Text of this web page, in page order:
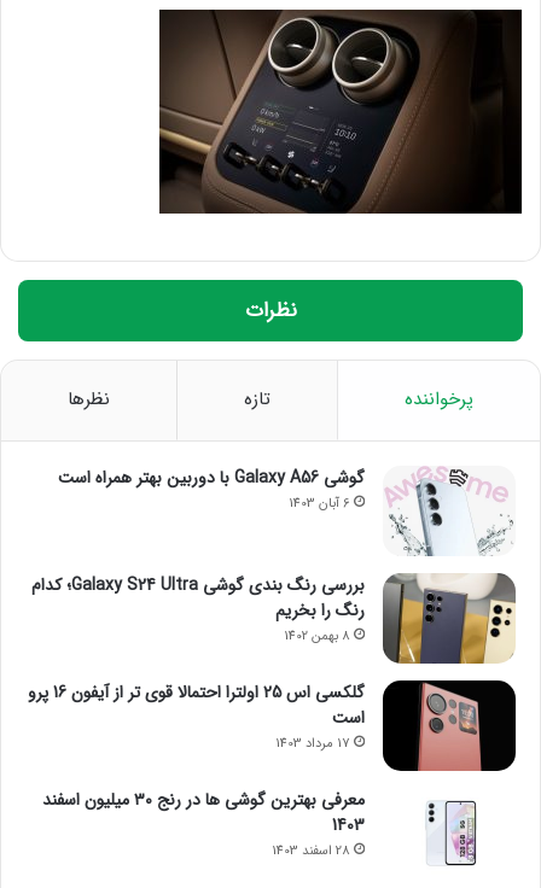
نظرات
پرخواننده تازه نظرها
گوشی Galaxy A56 با دوربین بهتر همراه است
6 آبان 1403
بررسی رنگ بندی گوشی Galaxy S24 Ultra؛ کدام
رنگ را بخریم
8 بهمن 1402
گلکسی اس 25 اولترا احتمالا قوی تر از آیفون 16 پرو
است
17 مرداد 1403
معرفی بهترین گوشی ها در رنج ۳۰ میلیون اسفند
1403
28 اسفند 1403